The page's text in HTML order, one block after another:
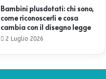
Bambini plusdotati: chi sono,
come riconoscerli e cosa
cambia con il disegno legge
2 Luglio 2026